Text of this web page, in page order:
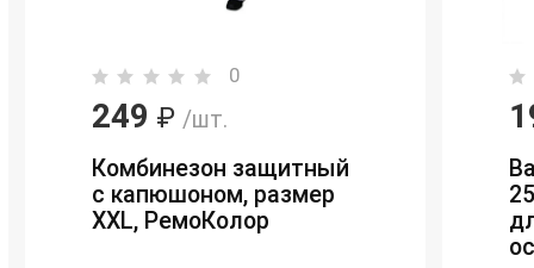
0
249 ₽ /шт.
Комбинезон защитный
с капюшоном, размер
ХXL, РемоКолор